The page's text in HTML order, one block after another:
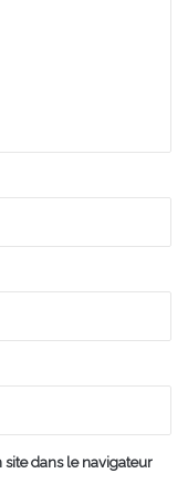
dans le navigateur